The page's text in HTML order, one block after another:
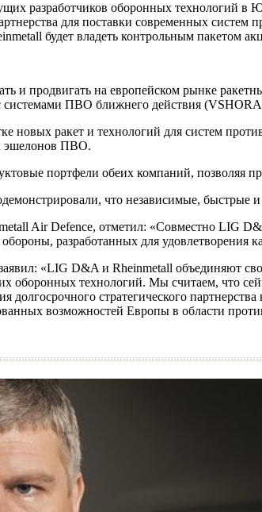
разработчиков оборонных технологий в
для поставки современных
будет владеть контрольным пакетом
и продвигать на европейском рынке
ПВО ближнего действия
новых ракет и технологий для систем
эшелонов ПВО.
портфели обеих компаний, позволяя
что независимые, быстрые
Air Defence, отметил: «Совместно LIG
разработанных для удовлетворения
«LIG D&A и Rheinmetall объединяют
технологий. Мы считаем, что
долгосрочного стратегического
возможностей Европы в области